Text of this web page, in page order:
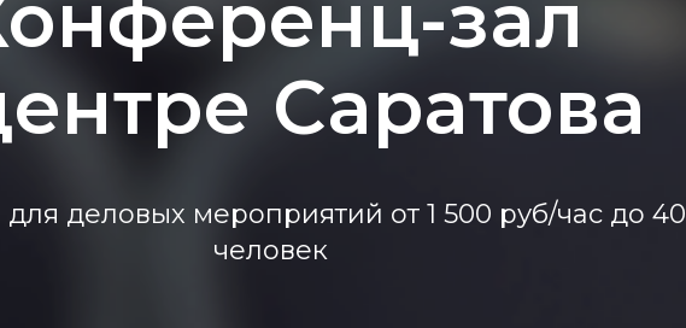
зал
Саратова
деловых мероприятий от 1 500 руб/час до 40
человек